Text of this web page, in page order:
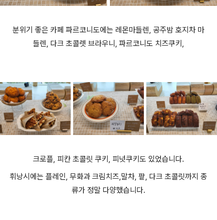
분위기 좋은 카페 파르코니도에는 레몬마들렌, 공주밤 호지차 마
들렌, 다크 초콜렛 브라우니, 파르코니도 치즈쿠키,
크로플, 피칸 초콜릿 쿠키, 피넛쿠키도 있었습니다.
휘낭시에는 플레인, 무화과 크림치즈,말차, 팥, 다크 초콜릿까지 종
류가 정말 다양했습니다.